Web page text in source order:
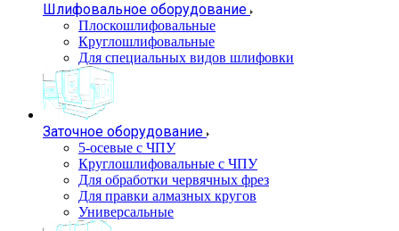
Шлифовальное оборудование
Плоскошлифовальные
Круглошлифовальные
Для специальных видов шлифовки
Заточное оборудование
5-осевые с ЧПУ
Круглошлифовальные с ЧПУ
Для обработки червячных фрез
Для правки алмазных кругов
Универсальные